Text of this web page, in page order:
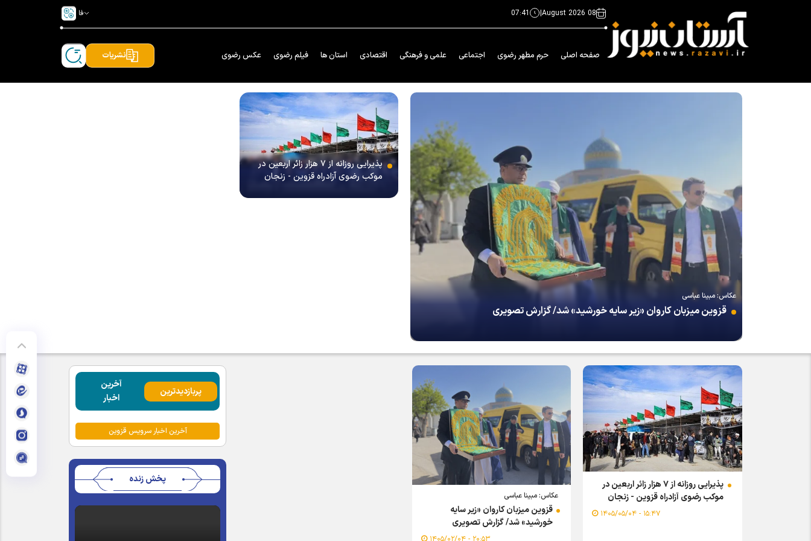
08 August 2026
|
07:41 فا
صفحه اصلی حرم مطهر رضوی اجتماعی علمی و فرهنگی اقتصادی استان ها فیلم رضوی عکس رضوی نشریات
عکاس: مبینا عباسی
قزوین میزبان کاروان «زیر سایه خورشید» شد/ گزارش تصویری
پذیرایی روزانه از ۷ هزار زائر اربعین در
موکب رضوی آزادراه قزوین - زنجان
پذیرایی روزانه از ۷ هزار زائر اربعین در
موکب رضوی آزادراه قزوین - زنجان
۱۵:۴۷ - ۱۴۰۵/۰۵/۰۴
عکاس: مبینا عباسی
قزوین میزبان کاروان «زیر سایه
خورشید» شد/ گزارش تصویری
پربازدیدترین
آخرین
اخبار
آخرین اخبار سرویس قزوین
پخش زنده